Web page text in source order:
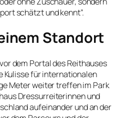
schätzt und kennt”.
Standort
dem Portal des Reithauses
Kulisse für internationalen
Meter weiter treffen im Park
Dressurreiterinnen und
aufeinander und an der